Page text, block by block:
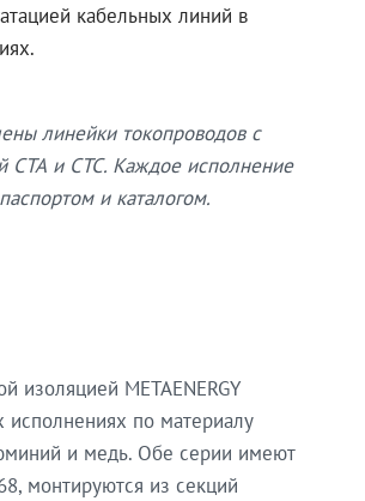
кабельных линий в
линейки токопроводов с
СТА и СТС. Каждое исполнение
и каталогом.
изоляцией METAENERGY
исполнениях по материалу
и медь. Обе серии имеют
монтируются из секций